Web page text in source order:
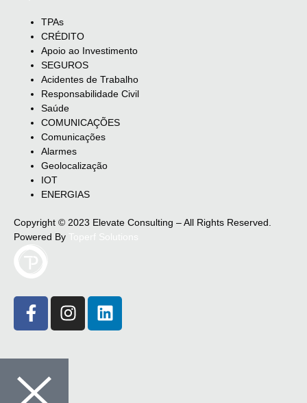
TPAs
CRÉDITO
Apoio ao Investimento
SEGUROS
Acidentes de Trabalho
Responsabilidade Civil
Saúde
COMUNICAÇÕES
Comunicações
Alarmes
Geolocalização
IOT
ENERGIAS
Copyright © 2023 Elevate Consulting – All Rights Reserved.
Powered By